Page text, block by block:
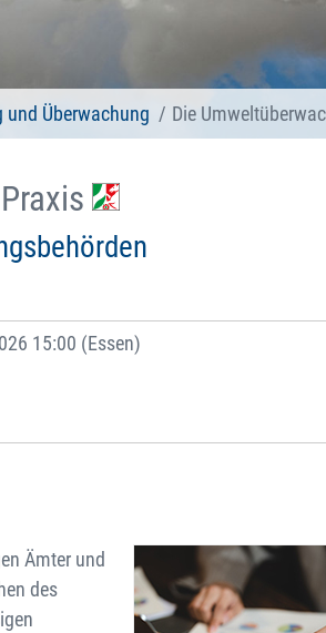
und Überwachung Die
15:00 (Essen)
Ämter und
des